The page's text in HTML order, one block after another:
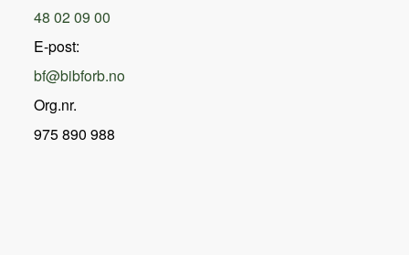
48 02 09 00
E-post:
bf@bibforb.no
Org.nr.
975 890 988